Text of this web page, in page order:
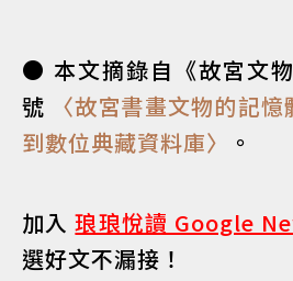
● 本文摘錄自《故宮文
號
〈故宮書畫文物的記
到數位典藏資料庫〉
。
加入琅琅悅讀 Google
選好文不漏接！